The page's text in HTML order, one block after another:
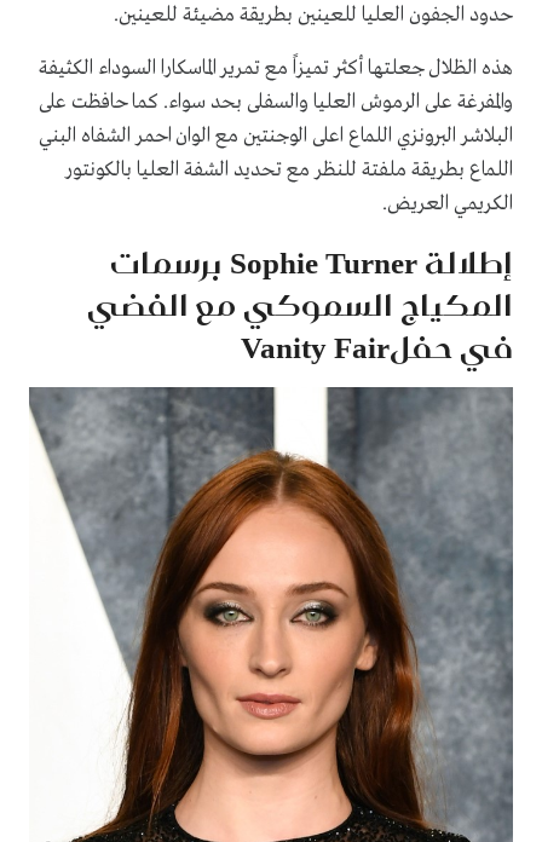
حدود الجفون العليا للعينين بطريقة مضيئة للعينين.
هذه الظلال جعلتها أكثر تميزاً مع تمرير الماسكارا السوداء الكثيفة
والمفرغة على الرموش العليا والسفلى بحد سواء. كما حافظت على
البلاشر البرونزي اللماع اعلى الوجنتين مع الوان احمر الشفاه البني
اللماع بطريقة ملفتة للنظر مع تحديد الشفة العليا بالكونتور
الكريمي العريض.
إطلالة Sophie Turner برسمات
المكياج السموكي مع الفضي
في حفلVanity Fair